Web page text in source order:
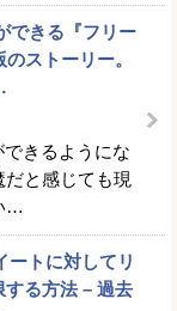
できる『フリー
ストーリー。
きるようにな
と感じても現
…
ートに対してリ
る方法 – 過去